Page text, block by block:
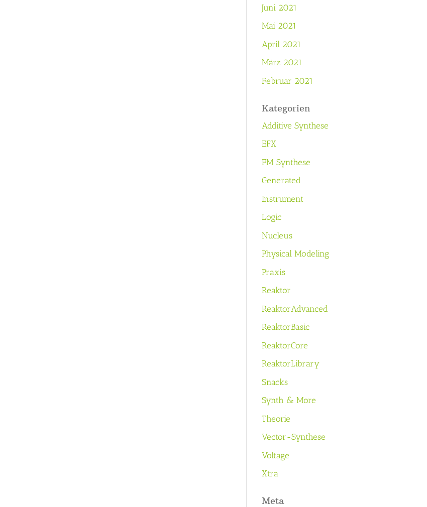
Juni 2021
Mai 2021
April 2021
März 2021
Februar 2021
Kategorien
Additive Synthese
EFX
FM Synthese
Generated
Instrument
Logic
Nucleus
Physical Modeling
Praxis
Reaktor
ReaktorAdvanced
ReaktorBasic
ReaktorCore
ReaktorLibrary
Snacks
Synth & More
Theorie
Vector-Synthese
Voltage
Xtra
Meta